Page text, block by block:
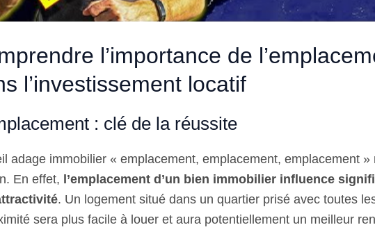
l’importance de
l’investissement locatif
: clé de la réussite
adage immobilier « emplacement, emplacement, emplacement »
En effet, l’emplacement d’un bien immobilier influence
. Un logement situé dans un quartier prisé avec toutes
sera plus facile à louer et aura potentiellement un meilleur